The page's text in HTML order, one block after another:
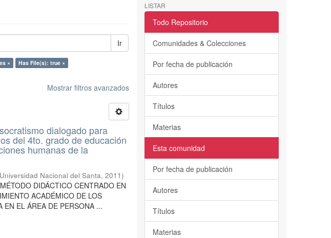
Ir
×
Has File(s): true ×
Mostrar filtros avanzados
dialogado para
del 4to. grado de educación
humanas de la
Universidad Nacional del Santa,2011)
DIDÁCTICO CENTRADO EN
ACADÉMICO DE LOS
EN EL ÁREA DE PERSONA ...
LISTAR
Todo Repositorio
Comunidades & Colecciones
Por fecha de publicación
Autores
Títulos
Materias
Esta comunidad
Por fecha de publicación
Autores
Títulos
Materias